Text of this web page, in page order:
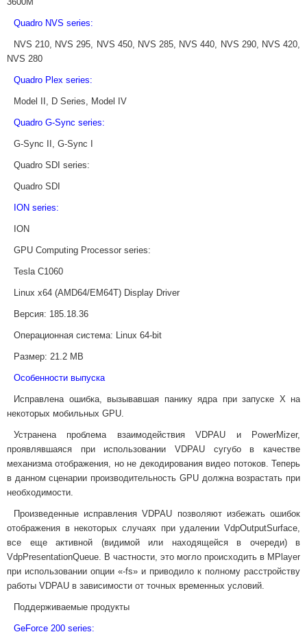
Quadro NVS series:
NVS 210, NVS 295, NVS 450, NVS 285, NVS 440, NVS 290, NVS 420,
NVS 280
Quadro Plex series:
Model II, D Series, Model IV
Quadro G-Sync series:
G-Sync II, G-Sync I
Quadro SDI series:
Quadro SDI
ION series:
ION
GPU Computing Processor series:
Tesla C1060
Linux x64 (AMD64/EM64T) Display Driver
Версия: 185.18.36
Операционная система: Linux 64-bit
Размер: 21.2 MB
Особенности выпуска
Исправлена ошибка, вызывавшая панику ядра при запуске X на
некоторых мобильных GPU.
Устранена проблема взаимодействия VDPAU и PowerMizer,
проявлявшаяся при использовании VDPAU сугубо в качестве
механизма отображения, но не декодирования видео потоков. Теперь
в данном сценарии производительность GPU должна возрастать при
необходимости.
Произведенные исправления VDPAU позволяют избежать ошибок
отображения в некоторых случаях при удалении VdpOutputSurface,
все еще активной (видимой или находящейся в очереди) в
VdpPresentationQueue. В частности, это могло происходить в MPlayer
при использовании опции «-fs» и приводило к полному расстройству
работы VDPAU в зависимости от точных временных условий.
Поддерживаемые продукты
GeForce 200 series: